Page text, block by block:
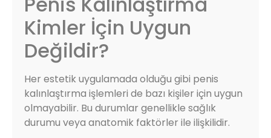
Kimler İçin Uygun
Değildir?
Her estetik uygulamada olduğu gibi penis
kalınlaştırma işlemleri de bazı kişiler için uygun
olmayabilir. Bu durumlar genellikle sağlık
durumu veya anatomik faktörler ile ilişkilidir.